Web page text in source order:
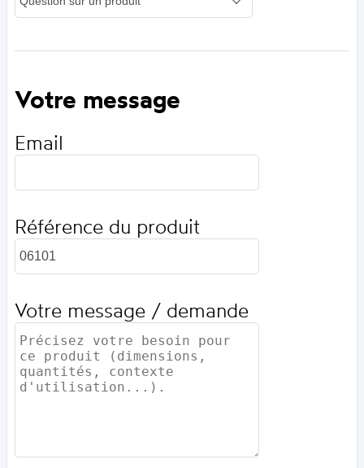
Votre message
Email
Référence du produit
Votre message / demande